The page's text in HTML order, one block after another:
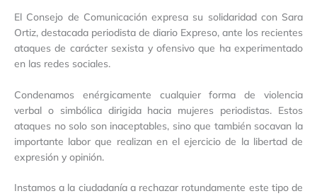
El Consejo de Comunicación expresa su solidaridad con Sara
Ortiz, destacada periodista de diario Expreso, ante los recientes
ataques de carácter sexista y ofensivo que ha experimentado
en las redes sociales.
Condenamos enérgicamente cualquier forma de violencia
verbal o simbólica dirigida hacia mujeres periodistas. Estos
ataques no solo son inaceptables, sino que también socavan la
importante labor que realizan en el ejercicio de la libertad de
expresión y opinión.
Instamos a la ciudadanía a rechazar rotundamente este tipo de